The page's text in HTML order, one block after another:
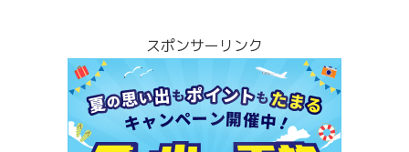
スポンサーリンク